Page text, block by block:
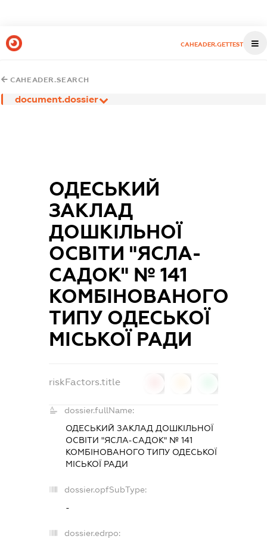
CAHEADER.GETTEST
CAHEADER.SEARCH
document.dossier
ОДЕСЬКИЙ
ЗАКЛАД
ДОШКІЛЬНОЇ
ОСВІТИ "ЯСЛА-
САДОК" № 141
КОМБІНОВАНОГО
ТИПУ ОДЕСЬКОЇ
МІСЬКОЇ РАДИ
riskFactors.title
dossier.fullName:
ОДЕСЬКИЙ ЗАКЛАД ДОШКІЛЬНОЇ
ОСВІТИ "ЯСЛА-САДОК" № 141
КОМБІНОВАНОГО ТИПУ ОДЕСЬКОЇ
МІСЬКОЇ РАДИ
dossier.opfSubType:
-
dossier.edrpo: